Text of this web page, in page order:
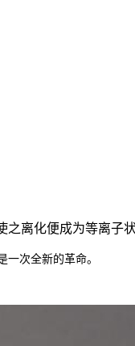
离化便成为等离子状
次全新的革命。